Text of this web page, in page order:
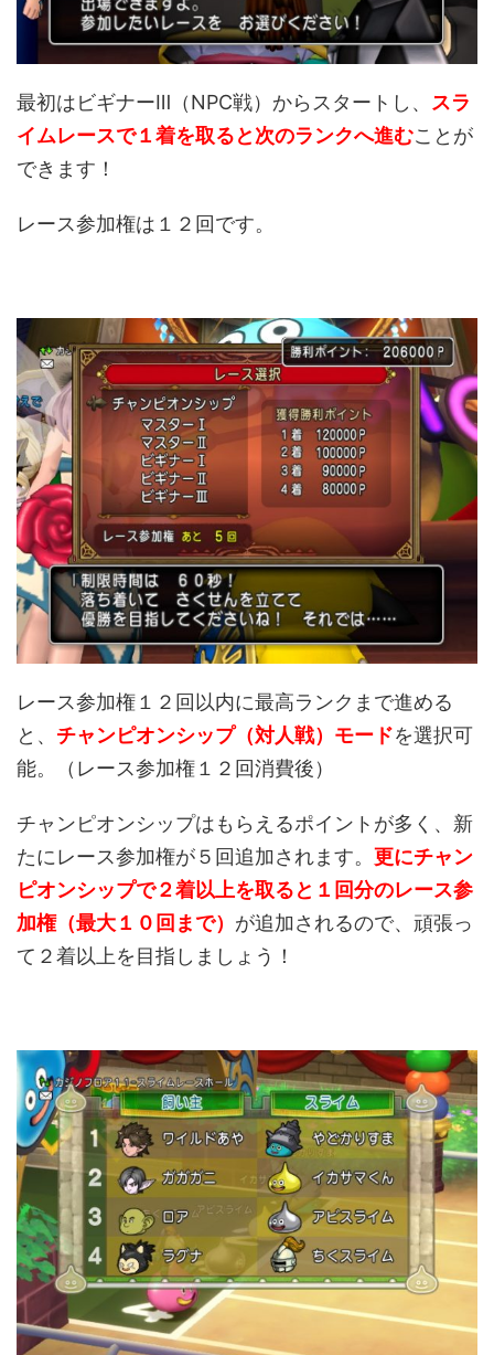
最初はビギナーⅢ（NPC戦）からスタートし、 スラ
イムレースで１着を取ると次のランクへ進むことが
できます！
レース参加権は１２回です。
レース参加権１２回以内に最高ランクまで進める
と、 チャンピオンシップ（対人戦）モードを選択可
能。（レース参加権１２回消費後）
チャンピオンシップはもらえるポイントが多く、新
たにレース参加権が５回追加されます。 更にチャン
ピオンシップで２着以上を取ると１回分のレース参
加権（最大１０回まで） が追加されるので、頑張っ
て２着以上を目指しましょう！